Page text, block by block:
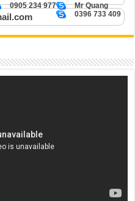
Mr Quang
0905 234 977
0396 733 409